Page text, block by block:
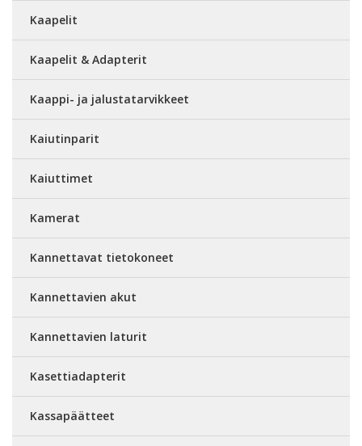
Kaapelit
Kaapelit & Adapterit
Kaappi- ja jalustatarvikkeet
Kaiutinparit
Kaiuttimet
Kamerat
Kannettavat tietokoneet
Kannettavien akut
Kannettavien laturit
Kasettiadapterit
Kassapäätteet